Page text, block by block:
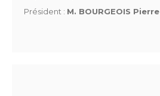
Président : M. BOURGEOIS Pierre